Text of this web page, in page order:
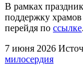
В рамках
поддержку
перейдя по ссылке.
7 июня 2026
милосердия